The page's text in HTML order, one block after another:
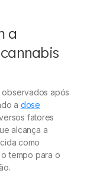
a
após
a dose
fatores
alcança a
como
tempo para o